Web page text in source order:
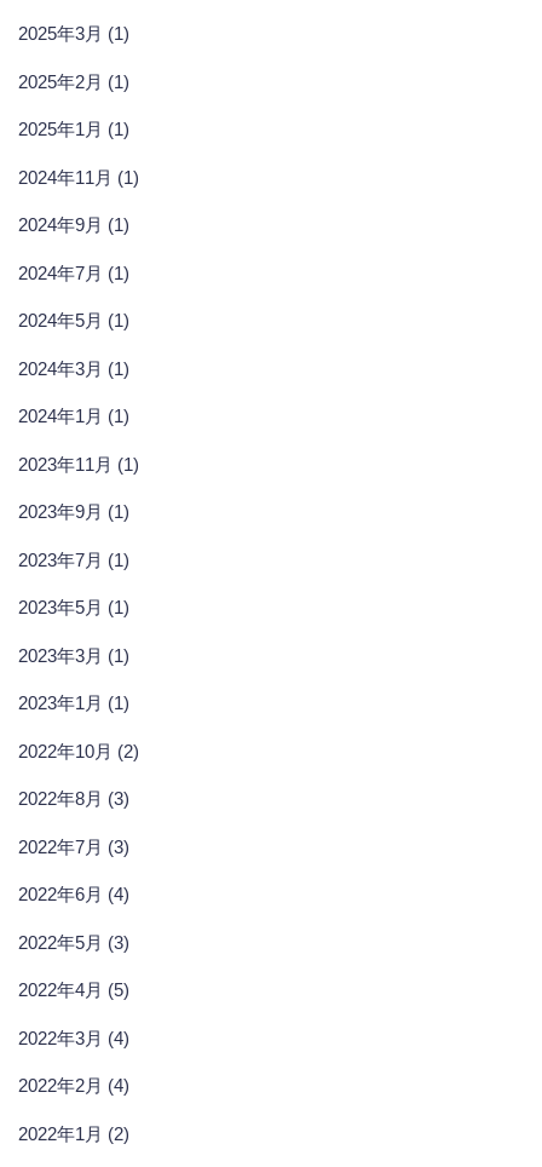
2025年3月 (1)
2025年2月 (1)
2025年1月 (1)
2024年11月 (1)
2024年9月 (1)
2024年7月 (1)
2024年5月 (1)
2024年3月 (1)
2024年1月 (1)
2023年11月 (1)
2023年9月 (1)
2023年7月 (1)
2023年5月 (1)
2023年3月 (1)
2023年1月 (1)
2022年10月 (2)
2022年8月 (3)
2022年7月 (3)
2022年6月 (4)
2022年5月 (3)
2022年4月 (5)
2022年3月 (4)
2022年2月 (4)
2022年1月 (2)